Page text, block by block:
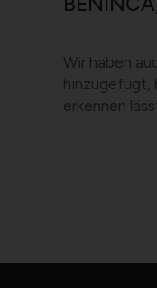
Wir haben
hinzugefügt,
erkennen